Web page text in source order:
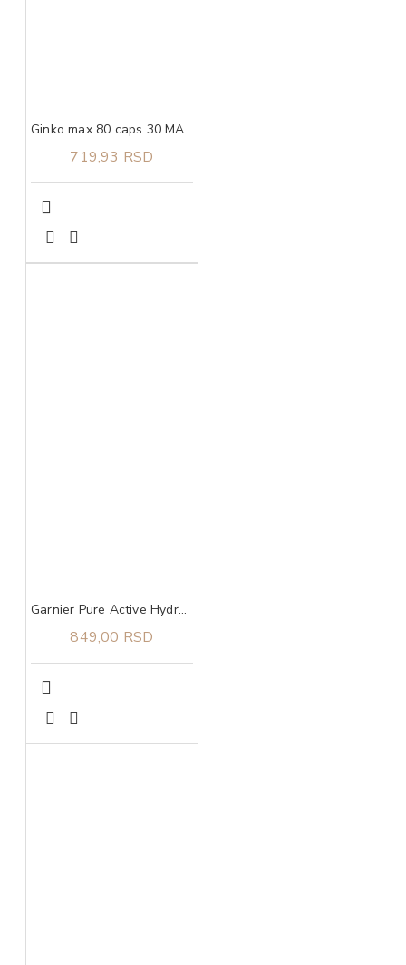
Ginko max 80 caps 30 MAXMEDICA
719,93 RSD
Garnier Pure Active Hydrating Deep Cleanser gel za čišćenje lica 250 ml
849,00 RSD